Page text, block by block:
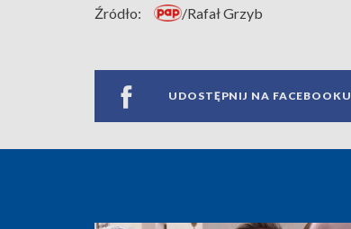
Źródło: /Rafał Grzyb
UDOSTĘPNIJ NA FACEBOOKU